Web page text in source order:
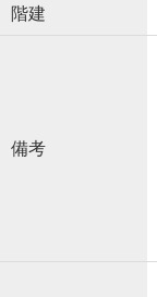
階建
備考